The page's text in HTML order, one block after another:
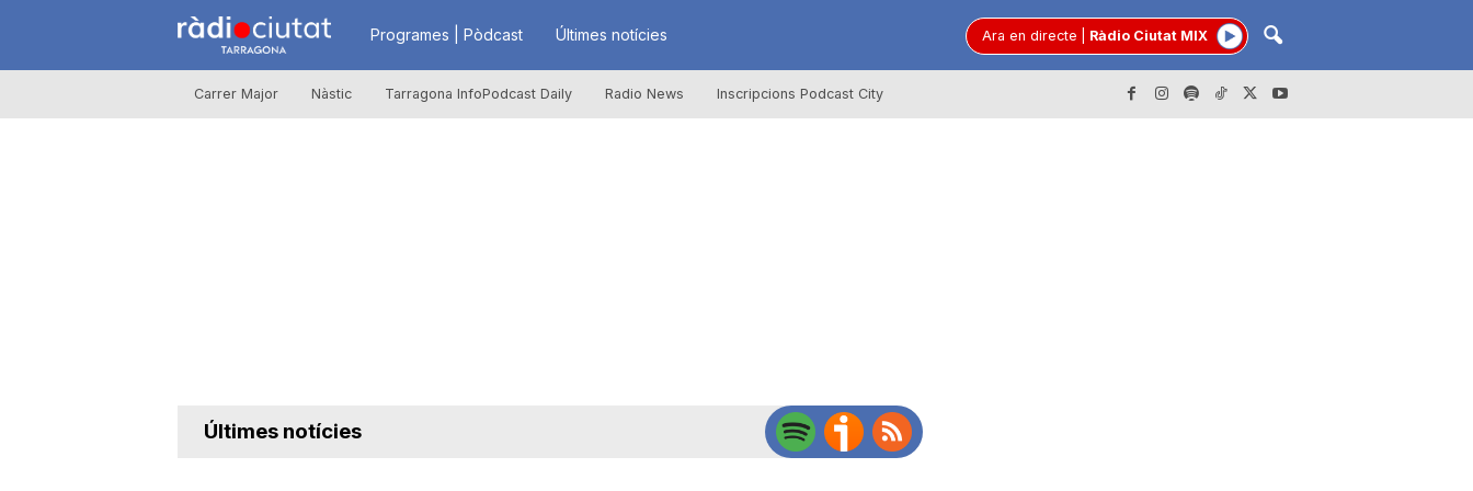
R
à
Programes | Pòdcast Últimes notícies Ara en directe Ràdio Ciutat MIX
Carrer Major Nàstic Tarragona InfoPodcast Daily Radio News Inscripcions Podcast City
Últimes notícies